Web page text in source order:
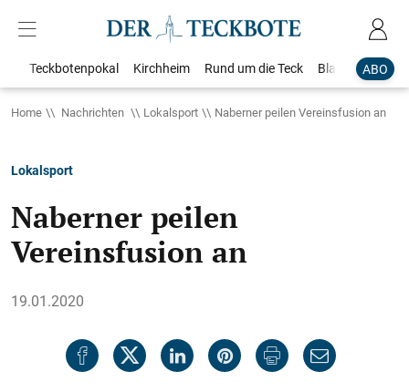
ABO
Teckbotenpokal Kirchheim Rund um die Teck Blaulicht
Home Nachrichten Lokalsport Naberner peilen Vereinsfusion an
Lokalsport
Naberner peilen
Vereinsfusion an
19.01.2020